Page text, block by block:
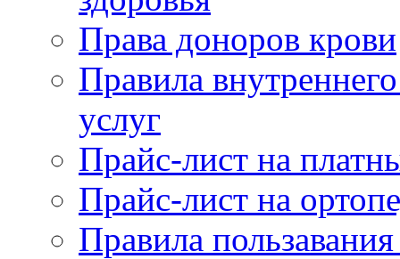
Права доноров крови
Правила
услуг
Прайс-лист на
Прайс-лист на
Правила